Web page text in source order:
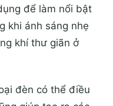
để làm nổi bật
khi ánh sáng nhẹ
khí thư giãn ở
đèn có thể điều